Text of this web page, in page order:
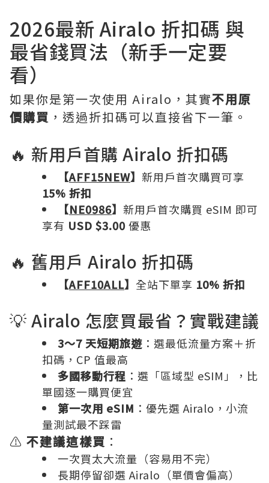
2026最新 Airalo 折扣碼 與
最省錢買法（新手一定要
看）
如果你是第一次使用 Airalo，其實不用原
價購買 ，透過折扣碼可以直接省下一筆。
🔥 新用戶首購 Airalo 折扣碼
【AFF15NEW】 新用戶首次購買可享
15% 折扣
【NE0986】 新用戶首次購買 eSIM 即可
享有 USD $3.00優惠
🔥 舊用戶 Airalo 折扣碼
【AFF10ALL】 全站下單享 10% 折扣
💡 Airalo 怎麼買最省？實戰建議
3～7 天短期旅遊 ：選最低流量方案＋折
扣碼，CP 值最高
多國移動行程 ：選「區域型 eSIM」，比
單國逐一購買便宜
第一次用 eSIM ：優先選 Airalo，小流
量測試最不踩雷
⚠️ 不建議這樣買 ：
一次買太大流量（容易用不完）
長期停留卻選 Airalo（單價會偏高）